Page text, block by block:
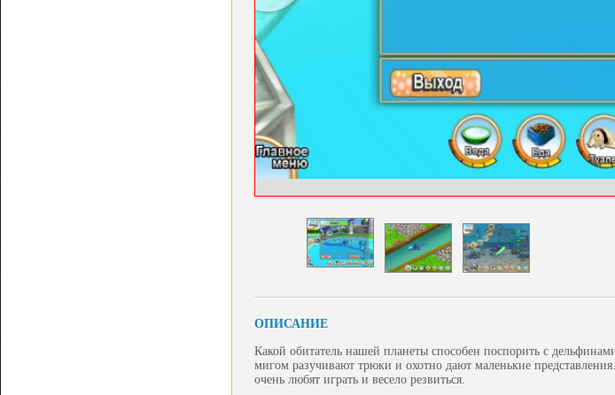
ОПИСАНИЕ
Какой обитатель нашей планеты способен поспорить с
мигом разучивают трюки и охотно дают маленькие
очень любят играть и весело резвиться.